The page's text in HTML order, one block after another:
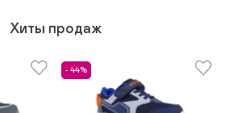
Хиты продаж
- 44%